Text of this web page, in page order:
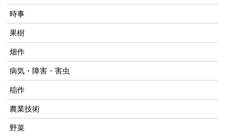
時事
果樹
畑作
病気・障害・害虫
稲作
農業技術
野菜